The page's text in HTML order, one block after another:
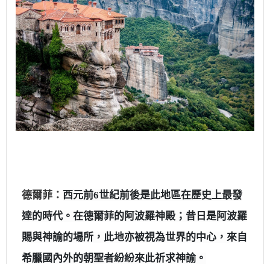
德爾菲： 西元前6世紀前後是此地區在歷史上最發
達的時代。在德爾菲的阿波羅神殿；昔日是阿波羅
賜與神諭的場所，此地亦被視為世界的中心，來自
希臘國內外的朝聖者紛紛來此祈求神諭。